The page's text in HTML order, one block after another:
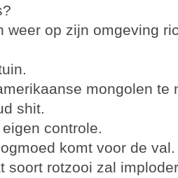
weer op zijn omgeving
mongolen te
shit.
controle.
komt voor de val.
soort rotzooi zal